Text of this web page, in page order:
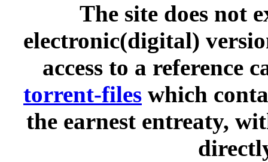
The site does not
electronic(digital)
access to a reference
torrent-files which
the earnest entreaty,